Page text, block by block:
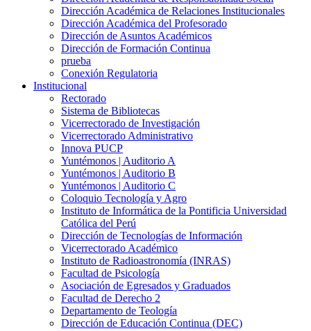
Dirección Académica de Relaciones Institucionales
Dirección Académica del Profesorado
Dirección de Asuntos Académicos
Dirección de Formación Continua
prueba
Conexión Regulatoria
Institucional
Rectorado
Sistema de Bibliotecas
Vicerrectorado de Investigación
Vicerrectorado Administrativo
Innova PUCP
Yuntémonos | Auditorio A
Yuntémonos | Auditorio B
Yuntémonos | Auditorio C
Coloquio Tecnología y Agro
Instituto de Informática de la Pontificia Universidad
Católica del Perú
Dirección de Tecnologías de Información
Vicerrectorado Académico
Instituto de Radioastronomía (INRAS)
Facultad de Psicología
Asociación de Egresados y Graduados
Facultad de Derecho 2
Departamento de Teología
Dirección de Educación Continua (DEC)